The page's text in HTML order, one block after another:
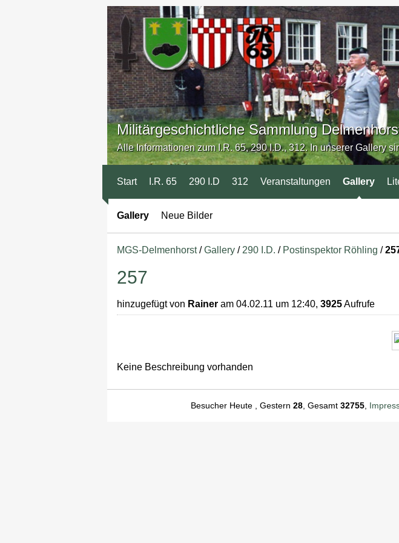
Militärgeschichtliche Sammlung
Alle Informationen zum I.R. 65, 290 I.D., 312. In unserer Gallery
Start I.R. 65 290 I.D 312 Veranstaltungen Gallery
Gallery Neue Bilder
MGS-Delmenhorst/Gallery / 290 I.D. / Postinspektor Röhling /
257
hinzugefügt von Rainer am 04.02.11 um 12:40, 3925Aufrufe
Keine Beschreibung vorhanden
Besucher Heute , Gestern 28, Gesamt 32755,